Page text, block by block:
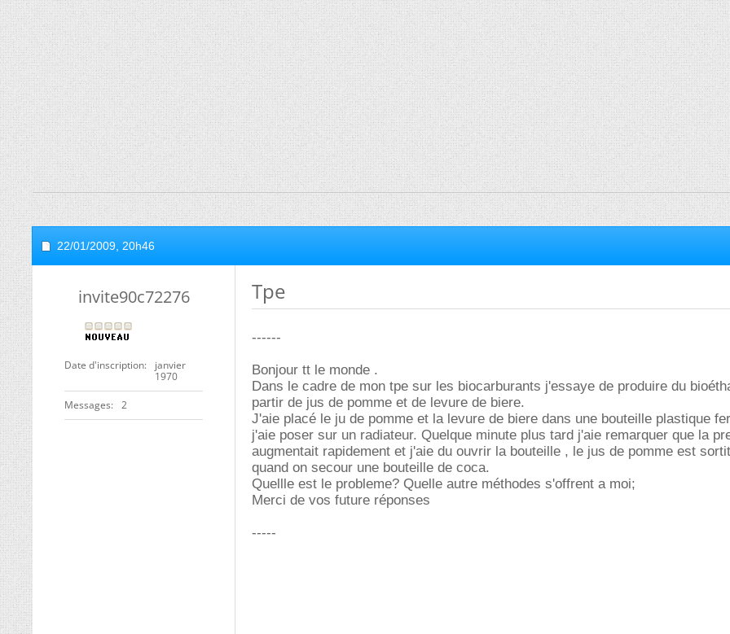
22/01/2009, 20h46
invite90c72276
Date d'inscription
janvier
1970
Messages 2
Tpe
------
Bonjour tt le monde .
Dans le cadre de mon tpe sur les biocarburants j'essaye de produire du
partir de jus de pomme et de levure de biere.
J'aie placé le ju de pomme et la levure de biere dans une bouteille plastique
j'aie poser sur un radiateur. Quelque minute plus tard j'aie remarquer que la
augmentait rapidement et j'aie du ouvrir la bouteille , le jus de pomme est
quand on secour une bouteille de coca.
Quellle est le probleme? Quelle autre méthodes s'offrent a moi;
Merci de vos future réponses
-----